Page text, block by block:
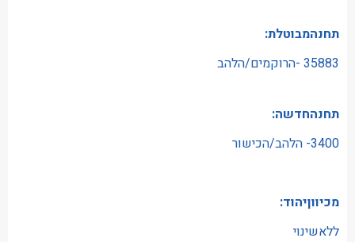
תחנהמבוטלת:
35883 -הרוקמים/הלהב
תחנהחדשה:
3400- הלהב/הכישור
מכיווןיהוד:
ללאשינוי